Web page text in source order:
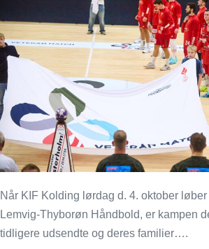
og
ærer
danske
veteraner
Når KIF Kolding lørdag d. 4. oktober
Lemvig-Thyborøn Håndbold, er kampen
tidligere udsendte og deres familier….